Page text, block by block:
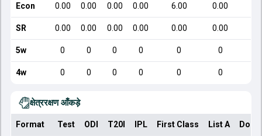
Econ 0.00 0.00 0.00 0.00 6.00 0.00
SR 0.00 0.00 0.00 0.00 0.00 0.00
5w 0 0 0 0 0 0
4w 0 0 0 0 0 0
क्षेत्ररक्षण आँकड़े
Format Test ODI T20I IPL First Class List A